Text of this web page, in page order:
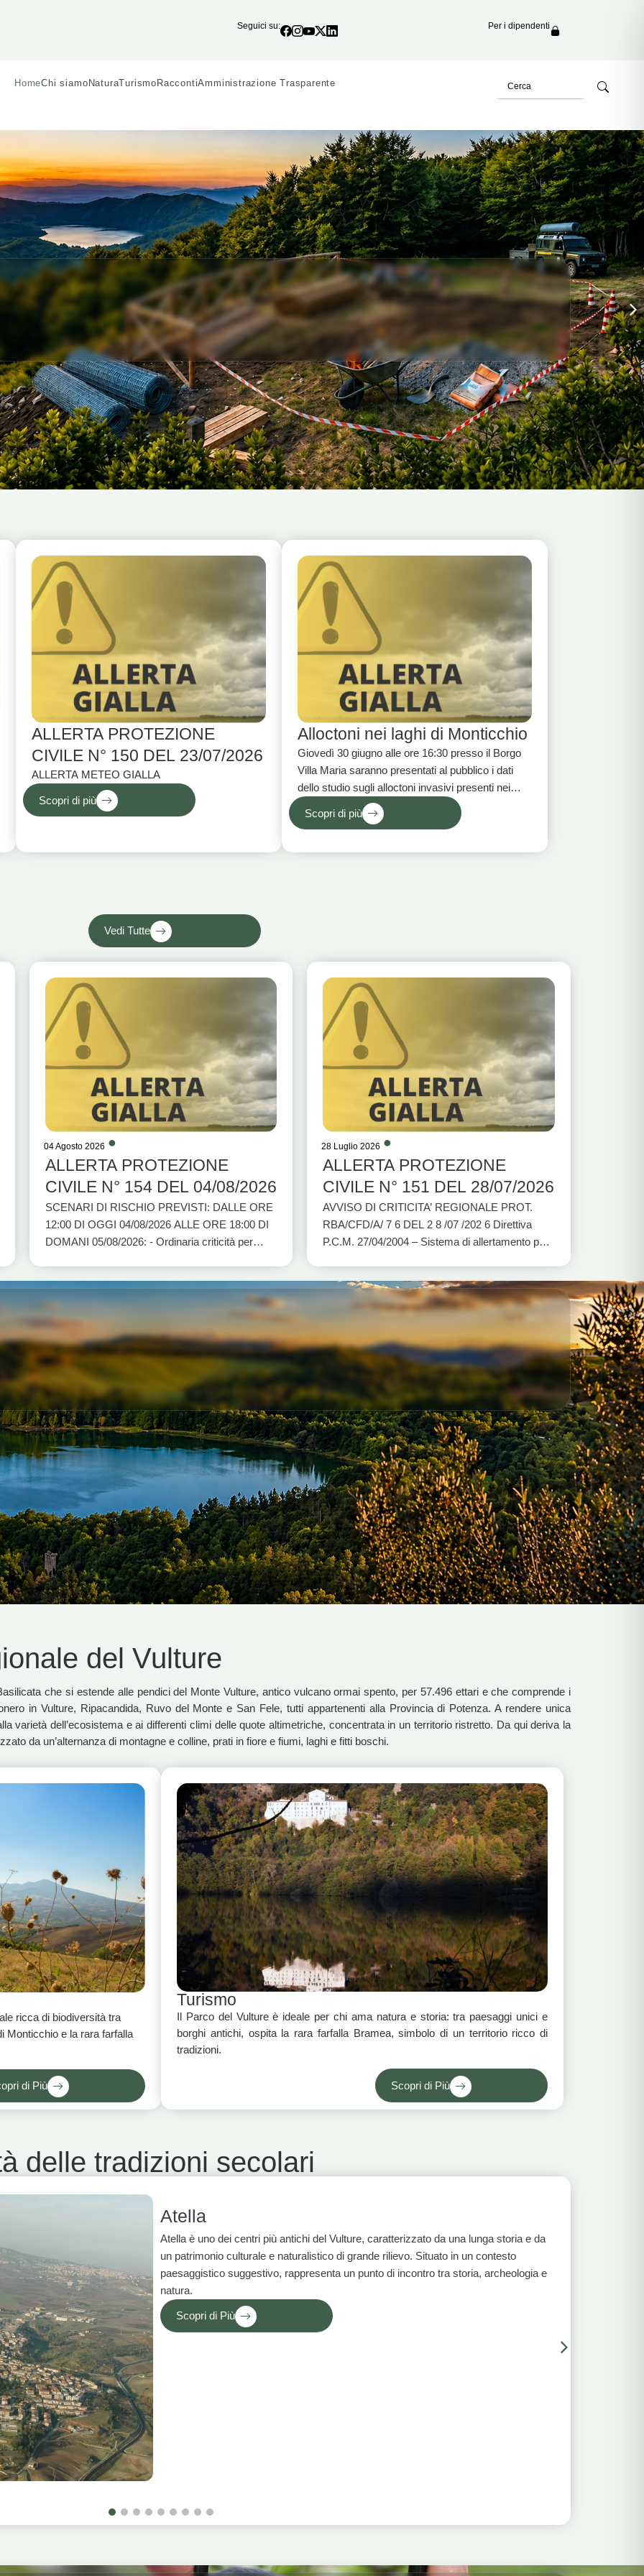
Seguici su: Per i dipendenti
HomeChi siamo NaturaTurismo RaccontiAmministrazione Trasparente
ALLERTA PROTEZIONE
CIVILE N° 150 DEL 23/07/2026
ALLERTA METEO GIALLA
Scopri di più
Alloctoni nei laghi di Monticchio​
Giovedì 30 giugno alle ore 16:30 presso il Borgo
Villa Maria saranno presentati al pubblico i dati
dello studio sugli alloctoni invasivi presenti nei
laghi di Monticchio.
Scopri di più
Vedi Tutte
04 Agosto 2026
ALLERTA PROTEZIONE
CIVILE N° 154 DEL 04/08/2026
SCENARI DI RISCHIO PREVISTI: DALLE ORE
12:00 DI OGGI 04/08/2026 ALLE ORE 18:00 DI
DOMANI 05/08/2026: - Ordinaria criticità per
28 Luglio 2026
ALLERTA PROTEZIONE
CIVILE N° 151 DEL 28/07/2026
AVVISO DI CRITICITA’ REGIONALE PROT.
RBA/CFD/A/ 7 6 DEL 2 8 /07 /202 6 Direttiva
P.C.M. 27/04/2004 – Sistema di allertamento per
OGGI 28/07/2026 ALLE ORE 18:00 DI OGGI
28/07/2026
del Vulture
che si estende alle pendici del Monte Vulture, antico vulcano ormai spento, per 57.496 ettari e che comprende i
in Vulture, Ripacandida, Ruvo del Monte e San Fele, tutti appartenenti alla Provincia di Potenza. A rendere unica
varietà dell’ecosistema e ai differenti climi delle quote altimetriche, concentrata in un territorio ristretto. Da qui deriva la
da un’alternanza di montagne e colline, prati in fiore e fiumi, laghi e fitti boschi.
ricca di biodiversità tra
Monticchio e la rara farfalla
di Più
Turismo
Il Parco del Vulture è ideale per chi ama natura e storia: tra paesaggi unici e
borghi antichi, ospita la rara farfalla Bramea, simbolo di un territorio ricco di
tradizioni.
Scopri di Più
delle tradizioni secolari
Atella
Atella è uno dei centri più antichi del Vulture, caratterizzato da una lunga storia e da
un patrimonio culturale e naturalistico di grande rilievo. Situato in un contesto
paesaggistico suggestivo, rappresenta un punto di incontro tra storia, archeologia e
natura.
Scopri di Più
4 5 6 7 8 9